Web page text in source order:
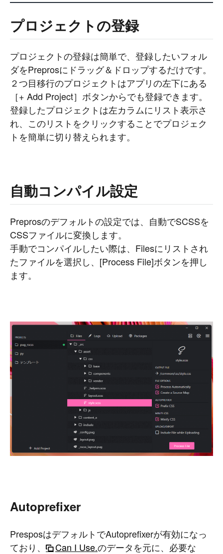
#Other
B og
#Music #Science
プロジェクトの登録
プロジェクトの登録は簡単で、登録したいフォル
ダをPreprosにドラッグ＆ドロップするだけです。
２つ目移行のプロジェクトはアプリの左下にある
［+ Add Project］ボタンからでも登録できます。
登録したプロジェクトは左カラムにリスト表示さ
れ、このリストをクリックすることでプロジェク
トを簡単に切り替えられます。
自動コンパイル設定
Preprosのデフォルトの設定では、自動でSCSSを
CSSファイルに変換します。
手動でコンパイルしたい際は、Filesにリストされ
たファイルを選択し、[Process File]ボタンを押し
ます。
Autoprefixer
PresposはデフォルトでAutoprefixerが有効になっ
ており、
Can I Use.のデータを元に、必要な